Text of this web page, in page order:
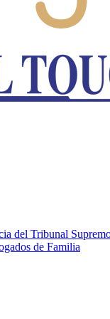
del Tribunal
de Familia